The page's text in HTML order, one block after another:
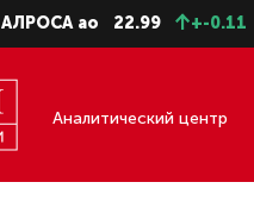
ао 22.99 +-0.11
Аналитический центр